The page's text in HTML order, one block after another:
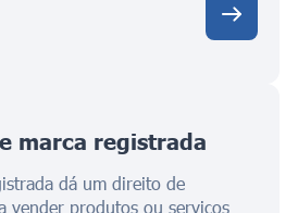
marca registrada
dá um direito de
vender produtos ou serviços